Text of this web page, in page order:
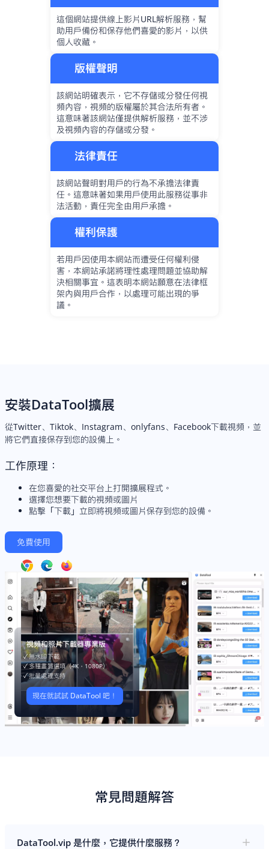
這個網站提供線上影片URL解析服務，幫
助用戶備份和保存他們喜愛的影片，以供
個人收藏。
版權聲明
該網站明確表示，它不存儲或分發任何視
頻內容，視頻的版權屬於其合法所有者。
這意味著該網站僅提供解析服務，並不涉
及視頻內容的存儲或分發。
法律責任
該網站聲明對用戶的行為不承擔法律責
任。這意味著如果用戶使用此服務從事非
法活動，責任完全由用戶承擔。
權利保護
若用戶因使用本網站而遭受任何權利侵
害，本網站承諾將理性處理問題並協助解
決相關事宜。這表明本網站願意在法律框
架內與用戶合作，以處理可能出現的爭
議。
安裝DataTool擴展
從Twitter、Tiktok、Instagram、onlyfans、Facebook下載視頻，並
將它們直接保存到您的設備上。
工作原理：
在您喜愛的社交平台上打開擴展程式。
選擇您想要下載的視頻或圖片
點擊「下載」立即將視頻或圖片保存到您的設備。
免費使用
視頻和照片下載器專業版
✓ 無水印下載
✓ 多種畫質選項（4K，1080P）
✓ 批量處理支持
現在就試試 DataTool 吧！
常見問題解答
DataTool.vip 是什麼，它提供什麼服務？